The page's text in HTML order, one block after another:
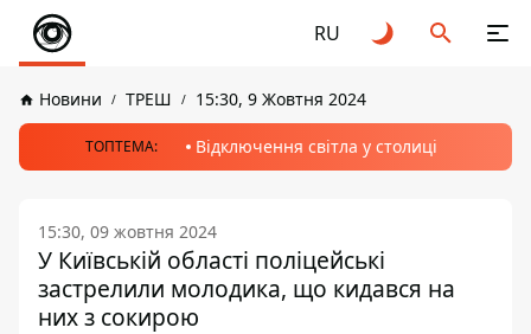
RU
Новини ТРЕШ 15:30, 9 Жовтня 2024
ТОПТЕМА: Відключення світла у столиці
15:30, 09 жовтня 2024
У Київській області поліцейські
застрелили молодика, що кидався на
них з сокирою